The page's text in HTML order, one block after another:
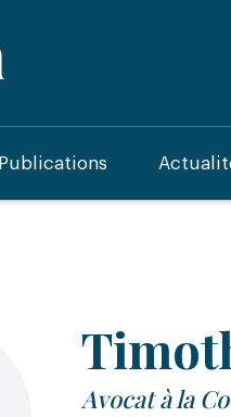
Publications
Avocat à la